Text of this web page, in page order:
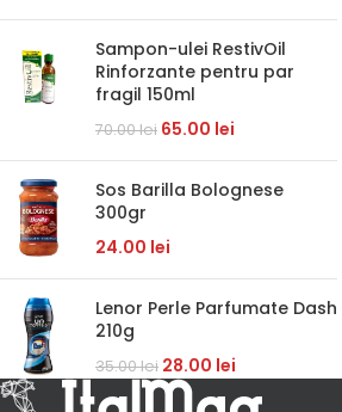
Sampon-ulei RestivOil
Rinforzante pentru par
fragil 150ml
70.00lei 65.00 lei
Sos Barilla Bolognese
300gr
24.00 lei
Lenor Perle Parfumate Dash
210g
35.00lei 28.00 lei